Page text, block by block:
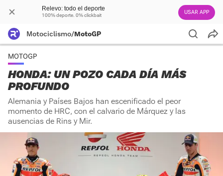
Relevo: todo el deporte
100% deporte. 0% clickbait USAR APP
Motociclismo/MotoGP
MOTOGP
HONDA: UN POZO CADA DÍA MÁS
PROFUNDO
Alemania y Países Bajos han escenificado el peor
momento de HRC, con el calvario de Márquez y las
ausencias de Rins y Mir.